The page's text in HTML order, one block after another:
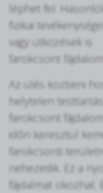
léphet fel.
fizikai
vagy ütközések is
farokcsont
Az ülés közbeni
helytelen
farokcsont
időn keresztül
farokcsonti
nehezedik. Ez a
fájdalmat okozhat.